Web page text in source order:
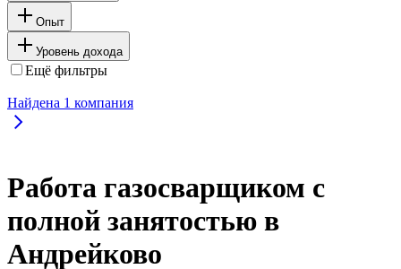
Опыт
Уровень дохода
Ещё фильтры
Найдена 1 компания
Работа газосварщиком с
полной занятостью в
Андрейково